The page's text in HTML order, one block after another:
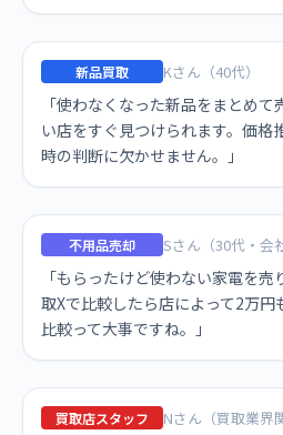
新品買取 Kさん（40代）
「使わなくなった新品をまとめ
い店をすぐ見つけられます。価格
時の判断に欠かせません。」
不用品売却 Sさん（30代・会
「もらったけど使わない家電を
取Xで比較したら店によって2万円
比較って大事ですね。」
買取店スタッフ Nさん（買取業界